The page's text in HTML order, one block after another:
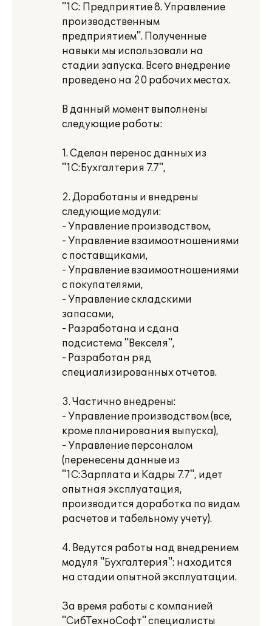
"1С: Предприятие 8. Управление
производственным
предприятием". Полученные
навыки мы использовали на
стадии запуска. Всего внедрение
проведено на 20 рабочих местах.
В данный момент выполнены
следующие работы:
1. Сделан перенос данных из
"1С:Бухгалтерия 7.7",
2. Доработаны и внедрены
следующие модули:
- Управление производством,
- Управление взаимоотношениями
с поставщиками,
- Управление взаимоотношениями
с покупателями,
- Управление складскими
запасами,
- Разработана и сдана
подсистема "Векселя",
- Разработан ряд
специализированных отчетов.
3. Частично внедрены:
- Управление производством (все,
кроме планирования выпуска),
- Управление персоналом
(перенесены данные из
"1С:Зарплата и Кадры 7.7", идет
опытная эксплуатация,
производится доработка по видам
расчетов и табельному учету).
4. Ведутся работы над внедрением
модуля "Бухгалтерия": находится
на стадии опытной эксплуатации.
За время работы с компанией
"СибТехноСофт" специалисты